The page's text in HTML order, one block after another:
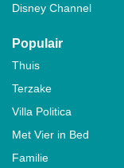
Disney Channel
Populair
Thuis
Terzake
Villa Politica
Met Vier in Bed
Familie